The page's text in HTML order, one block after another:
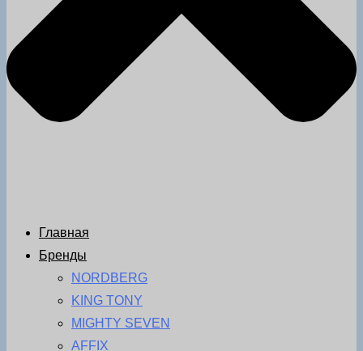
Главная
Бренды
NORDBERG
KING TONY
MIGHTY SEVEN
AFFIX